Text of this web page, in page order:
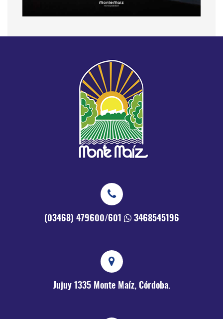
(03468) 479600/601 3468545196
Jujuy 1335 Monte Maíz, Córdoba.